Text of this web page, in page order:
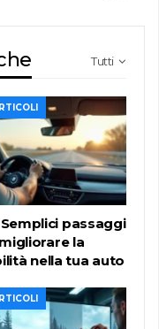
Tutti
Semplici passaggi
la
nella tua auto